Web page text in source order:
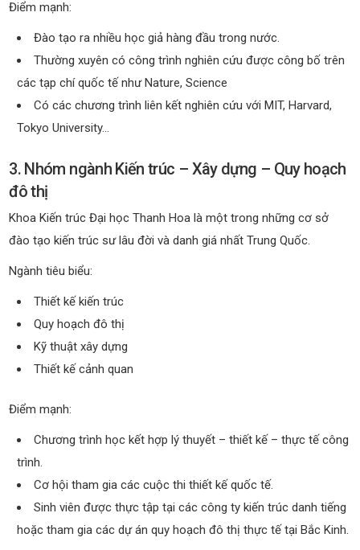
Điểm mạnh:
Đào tạo ra nhiều học giả hàng đầu trong nước.
Thường xuyên có công trình nghiên cứu được công bố trên
các tạp chí quốc tế như Nature, Science
Có các chương trình liên kết nghiên cứu với MIT, Harvard,
Tokyo University…
3. Nhóm ngành Kiến trúc – Xây dựng – Quy hoạch
đô thị
Khoa Kiến trúc Đại học Thanh Hoa là một trong những cơ sở
đào tạo kiến trúc sư lâu đời và danh giá nhất Trung Quốc.
Ngành tiêu biểu:
Thiết kế kiến trúc
Quy hoạch đô thị
Kỹ thuật xây dựng
Thiết kế cảnh quan
Điểm mạnh:
Chương trình học kết hợp lý thuyết – thiết kế – thực tế công
trình.
Cơ hội tham gia các cuộc thi thiết kế quốc tế.
Sinh viên được thực tập tại các công ty kiến trúc danh tiếng
hoặc tham gia các dự án quy hoạch đô thị thực tế tại Bắc Kinh.